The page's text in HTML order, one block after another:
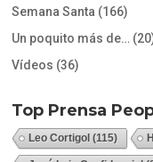
Semana Santa (166)
Un poquito más de…
Vídeos (36)
Top Prensa
Leo Cortigol (115)